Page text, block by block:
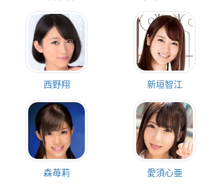
西野翔 新垣智江
森苺莉 愛須心亜